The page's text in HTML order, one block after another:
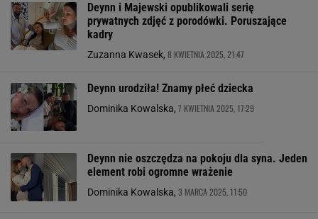
Deynn i Majewski opublikowali serię
prywatnych zdjęć z porodówki. Poruszające
kadry
Zuzanna Kwasek, 8 KWIETNIA 2025, 21:47
Deynn urodziła! Znamy płeć dziecka
Dominika Kowalska, 7 KWIETNIA 2025, 17:29
Deynn nie oszczędza na pokoju dla syna. Jeden
element robi ogromne wrażenie
Dominika Kowalska, 3 MARCA 2025, 11:50